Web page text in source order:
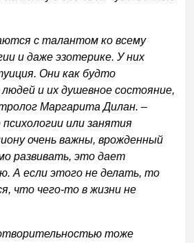
с талантом ко всему
и даже эзотерике. У них
Они как будто
и их душевное состояние,
Маргарита Дилан. –
или занятия
очень важны, врожденный
развивать, это дает
А если этого не делать, то
что чего-то в жизни не
тоже